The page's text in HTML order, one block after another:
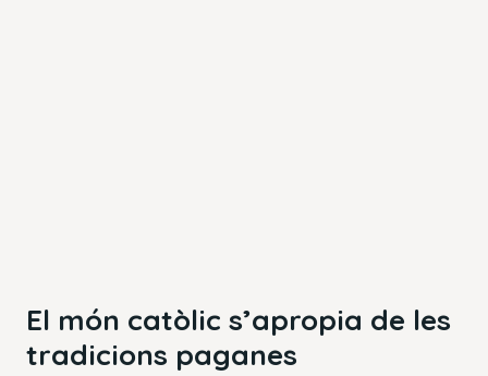
El món catòlic s’apropia de les
tradicions paganes